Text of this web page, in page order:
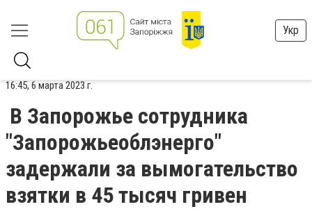
Укр
16:45, 6 марта 2023 г.
В Запорожье сотрудника
"Запорожьеоблэнерго"
задержали за вымогательство
взятки в 45 тысяч гривен